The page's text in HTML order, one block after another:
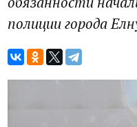
полиции города